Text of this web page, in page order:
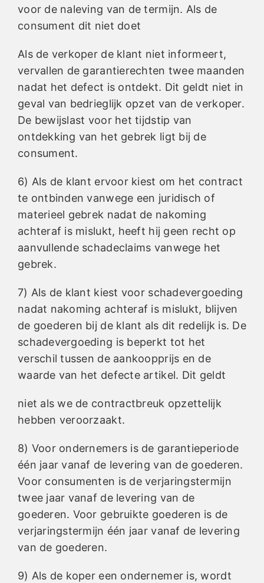
voor de naleving van de termijn. Als de
consument dit niet doet
Als de verkoper de klant niet informeert,
vervallen de garantierechten twee maanden
nadat het defect is ontdekt. Dit geldt niet in
geval van bedrieglijk opzet van de verkoper.
De bewijslast voor het tijdstip van
ontdekking van het gebrek ligt bij de
consument.
6) Als de klant ervoor kiest om het contract
te ontbinden vanwege een juridisch of
materieel gebrek nadat de nakoming
achteraf is mislukt, heeft hij geen recht op
aanvullende schadeclaims vanwege het
gebrek.
7) Als de klant kiest voor schadevergoeding
nadat nakoming achteraf is mislukt, blijven
de goederen bij de klant als dit redelijk is. De
schadevergoeding is beperkt tot het
verschil tussen de aankoopprijs en de
waarde van het defecte artikel. Dit geldt
niet als we de contractbreuk opzettelijk
hebben veroorzaakt.
8) Voor ondernemers is de garantieperiode
één jaar vanaf de levering van de goederen.
Voor consumenten is de verjaringstermijn
twee jaar vanaf de levering van de
goederen. Voor gebruikte goederen is de
verjaringstermijn één jaar vanaf de levering
van de goederen.
9) Als de koper een ondernemer is, wordt